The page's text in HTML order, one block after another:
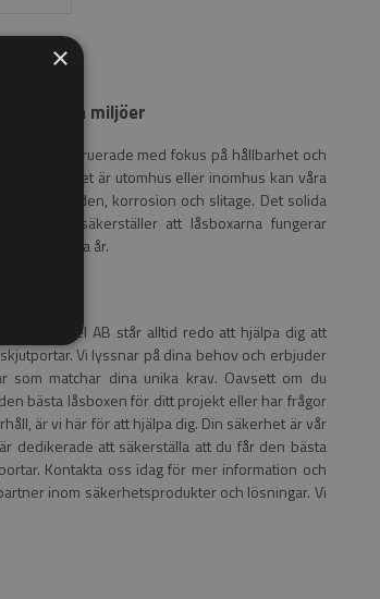
i alla miljöer
är konstruerade med fokus på hållbarhet och
om det är utomhus eller inomhus kan våra
korrosion och slitage. Det solida
hantverk säkerställer att låsboxarna fungerar
många år.
Easysteel AB står alltid redo att hjälpa dig att
Vi lyssnar på dina behov och erbjuder
som matchar dina unika krav. Oavsett om du
bästa låsboxen för ditt projekt eller har frågor
är vi här för att hjälpa dig. Din säkerhet är vår
dedikerade att säkerställa att du får den bästa
Kontakta oss idag för mer information och
inom säkerhetsprodukter och lösningar. Vi
×